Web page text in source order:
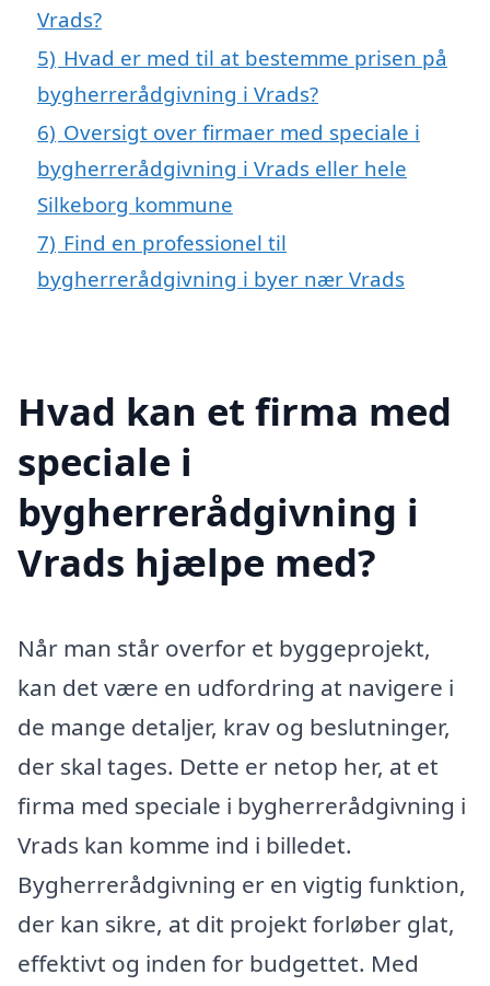
Vrads?
5) Hvad er med til at bestemme prisen på
bygherrerådgivning i Vrads?
6) Oversigt over firmaer med speciale i
bygherrerådgivning i Vrads eller hele
Silkeborg kommune
7) Find en professionel til
bygherrerådgivning i byer nær Vrads
Hvad kan et firma med
speciale i
bygherrerådgivning i
Vrads hjælpe med?
Når man står overfor et byggeprojekt,
kan det være en udfordring at navigere i
de mange detaljer, krav og beslutninger,
der skal tages. Dette er netop her, at et
firma med speciale i bygherrerådgivning i
Vrads kan komme ind i billedet.
Bygherrerådgivning er en vigtig funktion,
der kan sikre, at dit projekt forløber glat,
effektivt og inden for budgettet. Med